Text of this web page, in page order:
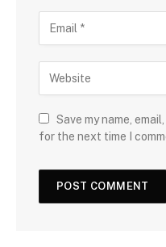
Save my name,
for the next time I